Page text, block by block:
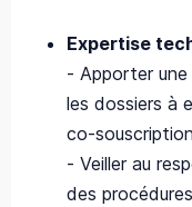
Expertise
- Apporter une
les dossiers à
- Veiller au
des